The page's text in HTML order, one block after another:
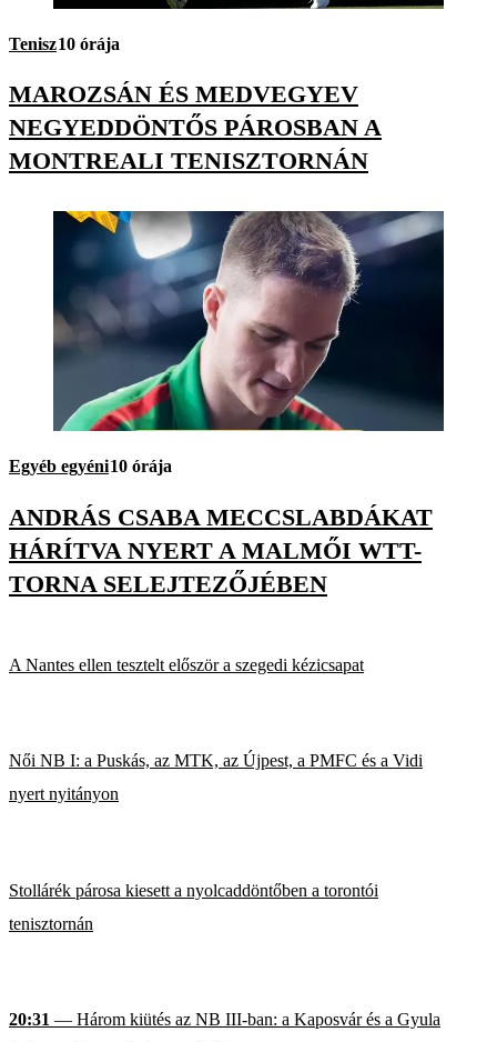
Tenisz10 órája
MAROZSÁN ÉS MEDVEGYEV
NEGYEDDÖNTŐS PÁROSBAN A
MONTREALI TENISZTORNÁN
Egyéb egyéni10 órája
ANDRÁS CSABA MECCSLABDÁKAT
HÁRÍTVA NYERT A MALMŐI WTT-
TORNA SELEJTEZŐJÉBEN
A Nantes ellen tesztelt először a szegedi kézicsapat
Női NB I: a Puskás, az MTK, az Újpest, a PMFC és a Vidi
nyert nyitányon
Stollárék párosa kiesett a nyolcaddöntőben a torontói
tenisztornán
20:31 — Három kiütés az NB III-ban: a Kaposvár és a Gyula